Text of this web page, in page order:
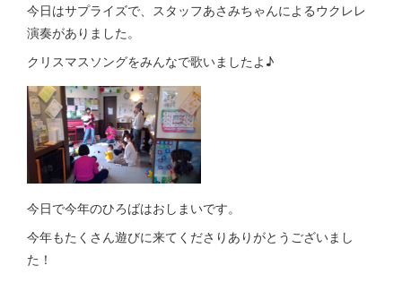
今日はサプライズで、スタッフあさみちゃんによるウクレレ
演奏がありました。
クリスマスソングをみんなで歌いましたよ♪
今日で今年のひろばはおしまいです。
今年もたくさん遊びに来てくださりありがとうございまし
た！